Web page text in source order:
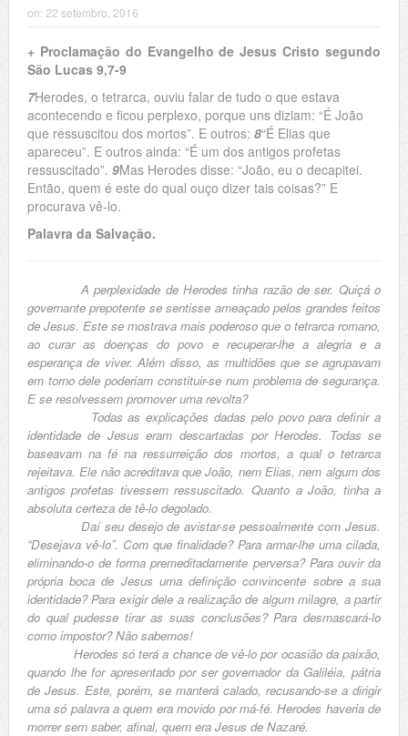
on: 22 setembro, 2016
+ Proclamação do Evangelho de Jesus Cristo segundo
São Lucas 9,7-9
7Herodes, o tetrarca, ouviu falar de tudo o que estava
acontecendo e ficou perplexo, porque uns diziam: “É João
que ressuscitou dos mortos”. E outros: 8“É Elias que
apareceu”. E outros ainda: “É um dos antigos profetas
ressuscitado”. 9Mas Herodes disse: “João, eu o decapitei.
Então, quem é este do qual ouço dizer tais coisas?” E
procurava vê-lo.
Palavra da Salvação.
A perplexidade de Herodes tinha razão de ser. Quiçá o
governante prepotente se sentisse ameaçado pelos grandes feitos
de Jesus. Este se mostrava mais poderoso que o tetrarca romano,
ao curar as doenças do povo e recuperar-lhe a alegria e a
esperança de viver. Além disso, as multidões que se agrupavam
em torno dele poderiam constituir-se num problema de segurança.
E se resolvessem promover uma revolta?
Todas as explicações dadas pelo povo para definir a
identidade de Jesus eram descartadas por Herodes. Todas se
baseavam na fé na ressurreição dos mortos, a qual o tetrarca
rejeitava. Ele não acreditava que João, nem Elias, nem algum dos
antigos profetas tivessem ressuscitado. Quanto a João, tinha a
absoluta certeza de tê-lo degolado.
Daí seu desejo de avistar-se pessoalmente com Jesus.
“Desejava vê-lo”. Com que finalidade? Para armar-lhe uma cilada,
eliminando-o de forma premeditadamente perversa? Para ouvir da
própria boca de Jesus uma definição convincente sobre a sua
identidade? Para exigir dele a realização de algum milagre, a partir
do qual pudesse tirar as suas conclusões? Para desmascará-lo
como impostor? Não sabemos!
Herodes só terá a chance de vê-lo por ocasião da paixão,
quando lhe for apresentado por ser governador da Galiléia, pátria
de Jesus. Este, porém, se manterá calado, recusando-se a dirigir
uma só palavra a quem era movido por má-fé. Herodes haveria de
morrer sem saber, afinal, quem era Jesus de Nazaré.